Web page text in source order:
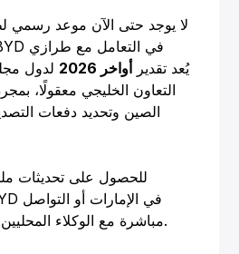
لا يوجد حتى الآن موعد رسمي
استنادًا إلى طريقة BYD في التعامل مع طرازي
، يُعد تقدير أواخر 2026
لدول
التعاون الخليجي معقولًا،
الصين وتحديد دفعات
للحصول على تحديثات
مباشرة مع الوكلاء المحليين مع اقتراب المواعيد.